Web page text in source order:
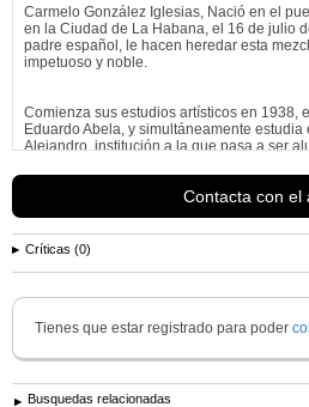
Carmelo González Iglesias, Nació en el
en la Ciudad de La Habana, el 16 de julio
padre español, le hacen heredar esta
impetuoso y noble.
Comienza sus estudios artísticos en 1938,
Eduardo Abela, y simultáneamente
Alejandro, institución a la que pasa a ser
Ver más
Contacta con el
Críticas (0)
Tienes que estar registrado para poder
Busquedas relacionadas